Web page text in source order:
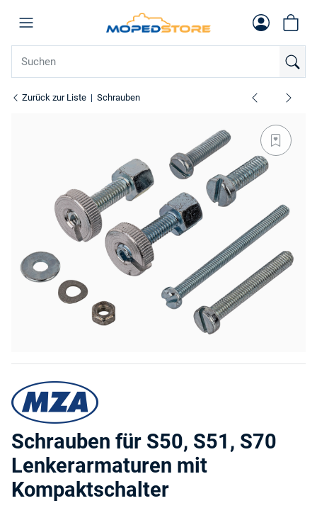
Zurück zur Liste Schrauben
Schrauben für S50, S51, S70
Lenkerarmaturen mit
Kompaktschalter